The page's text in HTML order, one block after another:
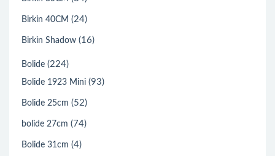
Birkin 40CM (24)
Birkin Shadow (16)
Bolide (224)
Bolide 1923 Mini (93)
Bolide 25cm (52)
bolide 27cm (74)
Bolide 31cm (4)